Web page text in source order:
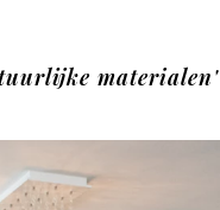
materialen'